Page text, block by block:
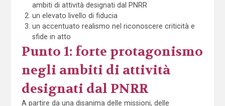
ambiti di attività designati dal PNRR
un elevato livello di fiducia
un accentuato realismo nel riconoscere criticità e
sfide in atto
Punto 1: forte protagonismo
negli ambiti di attività
designati dal PNRR
A partire da una disanima delle missioni, delle